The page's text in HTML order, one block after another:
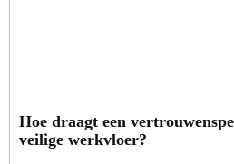
Hoe draagt een
veilige werkvloer?